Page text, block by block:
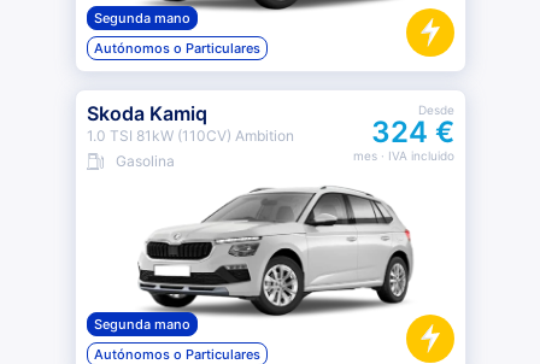
Segunda mano
Autónomos o Particulares
Skoda Kamiq
1.0 TSI 81kW (110CV) Ambition
Gasolina
Desde
324 €
mes· IVA incluido
Segunda mano
Autónomos o Particulares